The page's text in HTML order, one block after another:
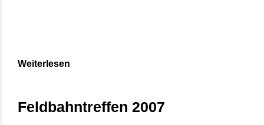
Weiterlesen
Feldbahntreffen 2007